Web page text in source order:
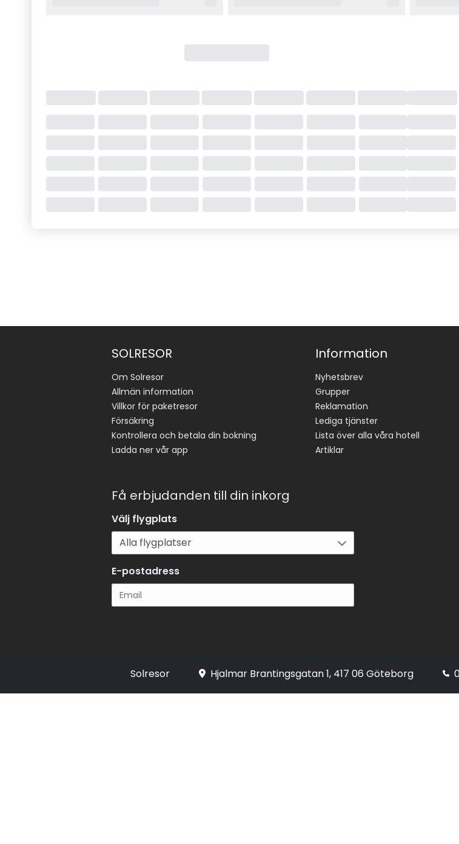
SOLRESOR
Om Solresor
Allmän information
Villkor för paketresor
Försäkring
Kontrollera och betala din bokning
Ladda ner vår app
Information
Nyhetsbrev
Grupper
Reklamation
Lediga tjänster
Lista över alla våra hotell
Artiklar
Få erbjudanden till din inkorg
Välj flygplats
E-postadress
Solresor Hjalmar Brantingsgatan 1, 417 06 Göteborg